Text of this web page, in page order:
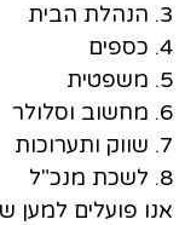
3. הנהלת הבית
4. כספים
5. משפטית
6. מחשוב וסלולר
7. שווק ותערוכות
8. לשכת מנכ"ל
אנו פועלים למען